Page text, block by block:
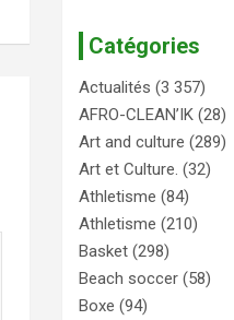
Catégories
Actualités (3 357)
AFRO-CLEAN’IK (28)
Art and culture (289)
Art et Culture. (32)
Athletisme (84)
Athletisme (210)
Basket (298)
Beach soccer (58)
Boxe (94)